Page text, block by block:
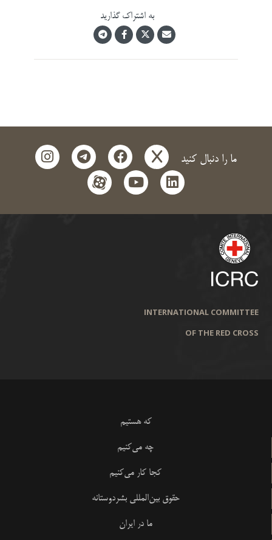
به اشتراک گذارید
ما را دنبال کنید x
facebook
telegram
instagram
linkedin
youtube
aparat
INTERNATIONAL COMMITTEE
OF THE RED CROSS
که هستیم
چه می‌کنیم
کجا کار می‌کنیم
حقوق بین‌المللی بشردوستانه
ما در ایران